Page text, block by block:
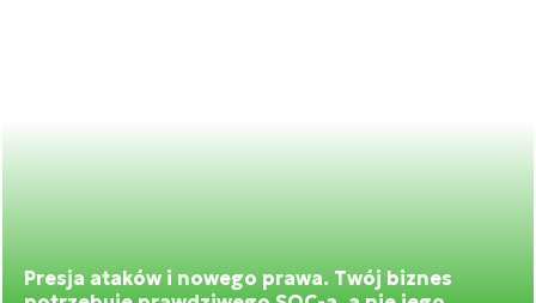
Presja ataków i nowego prawa. Twój biznes